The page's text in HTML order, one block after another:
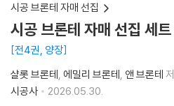
시공 브론테 자매 선집
시공 브론테 자매 선집 세트
전4권, 양장
샬롯 브론테 에밀리 브론테 앤 브론테 저
시공사
2026.05.30.